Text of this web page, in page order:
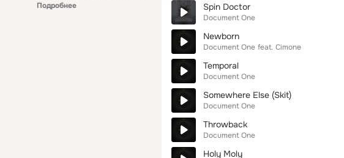
Подробнее
Spin Doctor
Document One
Newborn
Document One feat. Cimone
Temporal
Document One
Somewhere Else (Skit)
Document One
Throwback
Document One
Holy Moly